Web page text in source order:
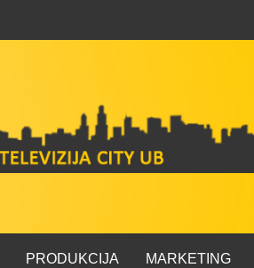
PRODUKCIJA MARKETING